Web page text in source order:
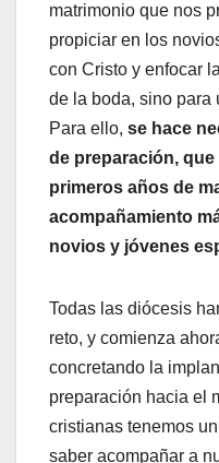
matrimonio que nos
propiciar en los
con Cristo y enfocar
de la boda, sino para
Para ello, se hace
de preparación,
primeros años de
acompañamiento
novios y jóvenes
Todas las diócesis
reto, y comienza
concretando la
preparación hacia el
cristianas tenemos
saber acompañar a